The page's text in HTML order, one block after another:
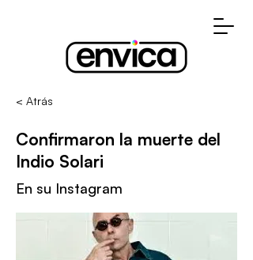
< Atrás
Confirmaron la muerte del
Indio Solari
En su Instagram